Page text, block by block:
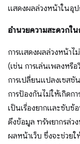
แสดงผลล่วงหน้าในอุ
อำนวยความสะดวกใ
การแสดงผลล่วงหน้าไ
(เช่น การเล่นเพลงหรื
การเปลี่ยนแปลงเซสชั
การป้องกันไม่ให้เกิดก
เป็นเรื่องยากและซับซ้
ดึงข้อมูล ทรัพยากรล่ว
ผลหน้าเว็บ ซึ่งจะช่วย